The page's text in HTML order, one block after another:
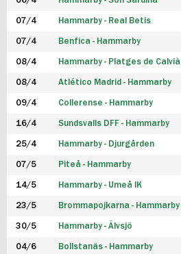
07/4 Hammarby - Real Betis
07/4 Benfica - Hammarby
08/4 Hammarby - Platges de Calvià
08/4 Atlético Madrid - Hammarby
09/4 Collerense - Hammarby
16/4 Sundsvalls DFF - Hammarby
25/4 Hammarby - Djurgården
07/5 Piteå - Hammarby
14/5 Hammarby - Umeå IK
23/5 Brommapojkarna - Hammarby
30/5 Hammarby - Älvsjö
04/6 Bollstanäs - Hammarby